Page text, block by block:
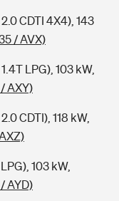
CDTI 4X4), 143
/ AVX)
LPG), 103 kW,
AXY)
CDTI), 118 kW,
103 kW,
AYD)